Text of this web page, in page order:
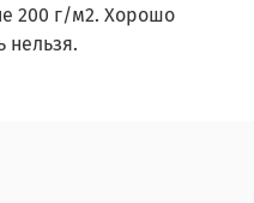
200 г/м2. Хорошо
нельзя.